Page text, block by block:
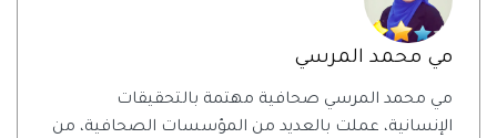
مي محمد المرسي
مي محمد المرسي صحافية مهتمة بالتحقيقات
الإنسانية، عملت بالعديد من المؤسسات الصحافية، من